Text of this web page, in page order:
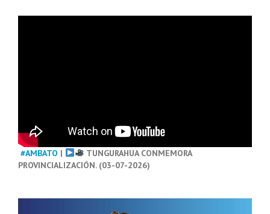
#AMBATO |
TUNGURAHUA CONMEMORA
PROVINCIALIZACIÓN. (03-07-2026)